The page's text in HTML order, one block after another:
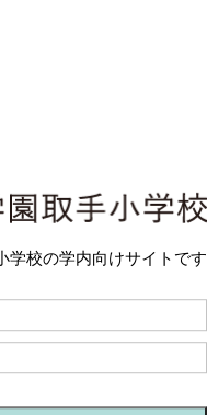
手小学校
学校の学内向けサイトです